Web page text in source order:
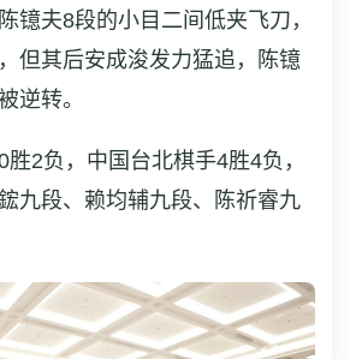
镱夫8段的小目二间低夹飞刀，
但其后安成浚发力猛追，陈镱
逆转。
2负，中国台北棋手4胜4负，
九段、赖均辅九段、陈祈睿九